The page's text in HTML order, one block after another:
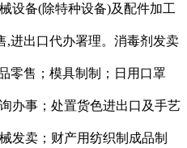
设备(除特种设备)及配件加工
,进出口代办署理。消毒剂发卖
零售；模具制制；日用口罩
办事；处置货色进出口及手艺
发卖；财产用纺织制成品制